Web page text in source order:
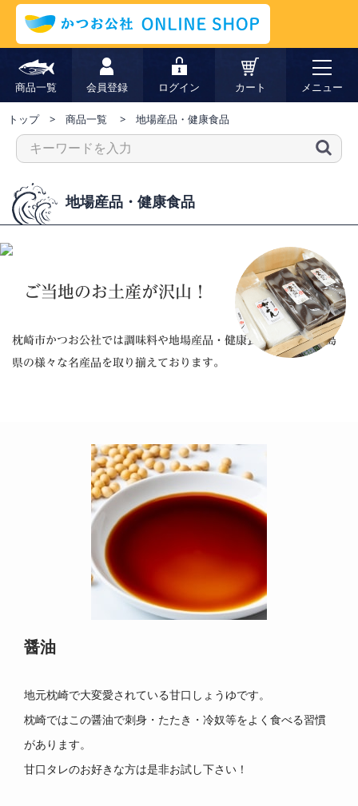
商品一覧 会員登録 ログイン カート メニュー
トップ 商品一覧 地場産品・健康食品
地場産品・健康食品
ご当地のお土産が沢山！
枕崎市かつお公社では調味料や地場産品・健康食品など、鹿児島
県の様々な名産品を取り揃えております。
醤油
地元枕崎で大変愛されている甘口しょうゆです。
枕崎ではこの醤油で刺身・たたき・冷奴等をよく食べる習慣
があります。
甘口タレのお好きな方は是非お試し下さい！